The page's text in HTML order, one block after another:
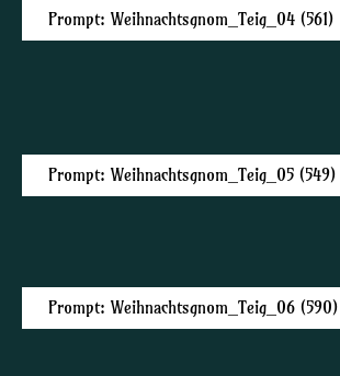
Prompt: Weihnachtsgnom_Teig_04 (561)
Prompt: Weihnachtsgnom_Teig_05 (549)
Prompt: Weihnachtsgnom_Teig_06 (590)